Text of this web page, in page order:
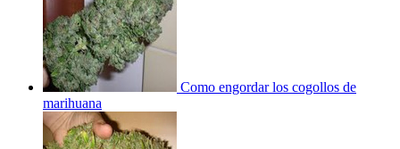
Como engordar los cogollos de
marihuana